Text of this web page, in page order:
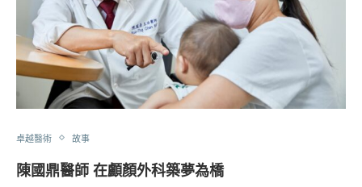
卓越醫術 故事
陳國鼎醫師 在顱顏外科築夢為橋